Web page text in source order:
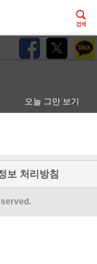
보 처리방침
오늘 그만 보기